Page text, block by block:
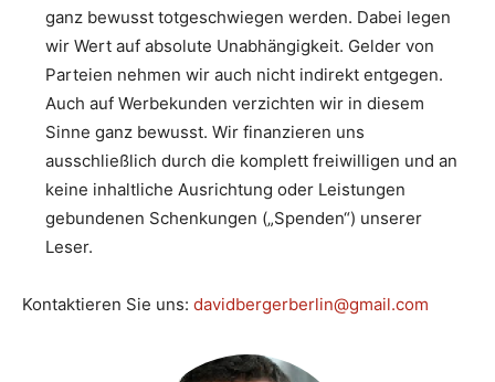
ganz bewusst totgeschwiegen werden. Dabei legen
wir Wert auf absolute Unabhängigkeit. Gelder von
Parteien nehmen wir auch nicht indirekt entgegen.
Auch auf Werbekunden verzichten wir in diesem
Sinne ganz bewusst. Wir finanzieren uns
ausschließlich durch die komplett freiwilligen und an
keine inhaltliche Ausrichtung oder Leistungen
gebundenen Schenkungen („Spenden“) unserer
Leser.
Kontaktieren Sie uns: davidbergerberlin@gmail.com